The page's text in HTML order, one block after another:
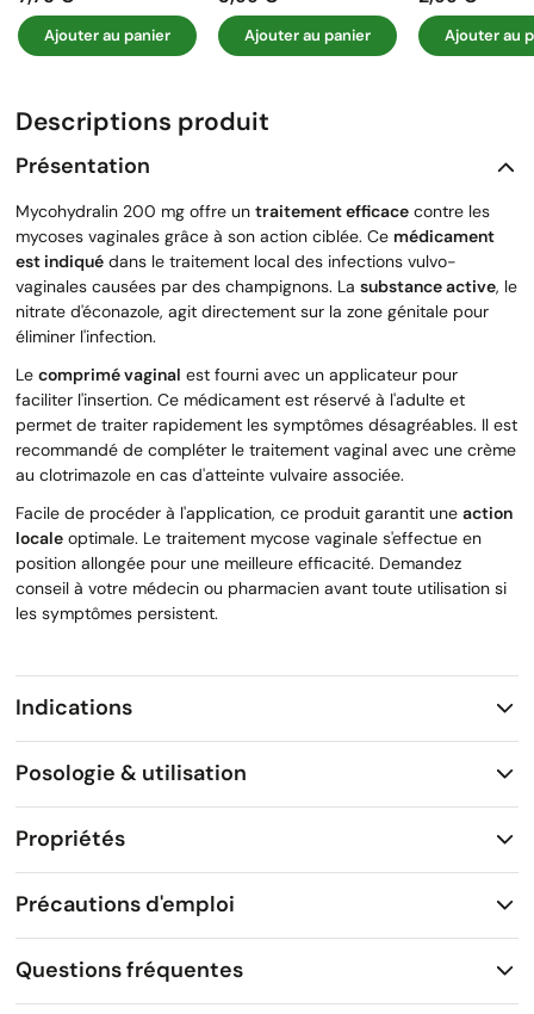
Ajouter au panier Ajouter au panier Ajouter au
Descriptions produit
Présentation
Mycohydralin 200 mg offre un traitement efficace contre les
mycoses vaginales grâce à son action ciblée. Ce médicament
est indiqué dans le traitement local des infections vulvo-
vaginales causées par des champignons. La substance active, le
nitrate d'éconazole, agit directement sur la zone génitale pour
éliminer l'infection.
Le comprimé vaginal est fourni avec un applicateur pour
faciliter l'insertion. Ce médicament est réservé à l'adulte et
permet de traiter rapidement les symptômes désagréables. Il est
recommandé de compléter le traitement vaginal avec une crème
au clotrimazole en cas d'atteinte vulvaire associée.
Facile de procéder à l'application, ce produit garantit une action
locale optimale. Le traitement mycose vaginale s'effectue en
position allongée pour une meilleure efficacité. Demandez
conseil à votre médecin ou pharmacien avant toute utilisation si
les symptômes persistent.
Indications
Posologie & utilisation
Propriétés
Précautions d'emploi
Questions fréquentes